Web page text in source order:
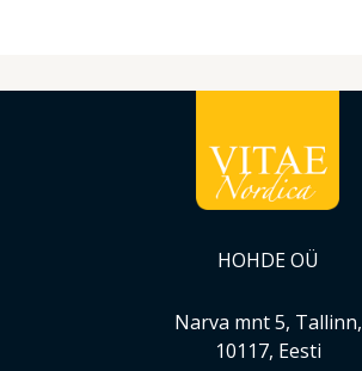
HOHDE OÜ
Narva mnt 5, Tallinn,
10117, Eesti